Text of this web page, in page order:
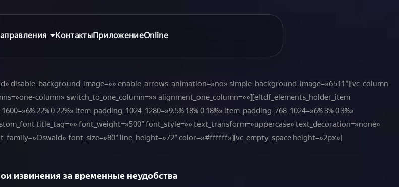
КонтактыПриложениеOnline
enable_arrows_animation=»no» simple_background_image=»6511″][vc_column
column» switch_to_one_column=»» alignment_one_column=»»][eltdf_elements_holder_item
22% 0 22%» item_padding_1024_1280=»9.5% 18% 0 18%» item_padding_768_1024=»6% 3% 0 3%»
title_tag=»» font_weight=»500″ font_style=»» text_transform=»uppercase» text_decoration=»none»
font_size=»80″ line_height=»72″ color=»#ffffff»][vc_empty_space height=»2px»]
извинения за временные неудобства